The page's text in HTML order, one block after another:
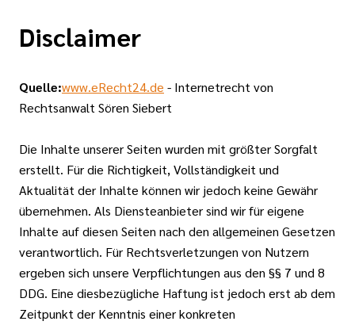
Disclaimer
Quelle:www.eRecht24.de - Internetrecht von
Rechtsanwalt Sören Siebert
Die Inhalte unserer Seiten wurden mit größter Sorgfalt
erstellt. Für die Richtigkeit, Vollständigkeit und
Aktualität der Inhalte können wir jedoch keine Gewähr
übernehmen. Als Diensteanbieter sind wir für eigene
Inhalte auf diesen Seiten nach den allgemeinen Gesetzen
verantwortlich. Für Rechtsverletzungen von Nutzern
ergeben sich unsere Verpflichtungen aus den §§ 7 und 8
DDG. Eine diesbezügliche Haftung ist jedoch erst ab dem
Zeitpunkt der Kenntnis einer konkreten